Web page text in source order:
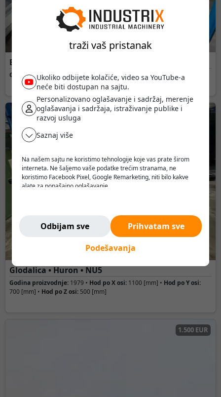
traži vaš pristanak
Ukoliko odbijete kolačiće, video sa YouTube-a
neće biti dostupan na sajtu.
Personalizovano oglašavanje i sadržaj, merenje
oglašavanja i sadržaja, istraživanje publike i
razvoj usluga
Saznaj više
Na našem sajtu ne koristimo tehnologije koje vas prate širom
interneta. Ne šaljemo vaše podatke trećim stranama, ne
koristimo Facebook Pixel, Google Remarketing, niti bilo kakve
alate za ponašajno oglašavanje.
Odbijam sve
Prihvatam sve
Podešavanja
Brusilica • ELB • SWH Z5 Rapid NC-K
Godina proizvodnje:1988 • Vrsta brusilica:Ravna brusilica
7.300 EUR
Glodalica • Huron • NU5
Godina proizvodnje: 1979 • Hod po X osi: 1100 [mm] • Hod po Y osi:
700 [mm] • Hod po Z osi: 500 [mm]
1.500 EUR